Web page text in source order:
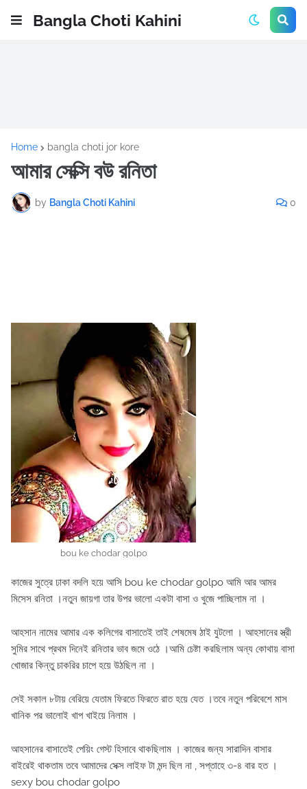
Bangla Choti Kahini
Home bangla choti jor kore
আমার সেক্সি বউ রনিতা
by Bangla Choti Kahini 0
bou ke chodar golpo
কাজের সুত্রে ঢাকা বদলি হয়ে আসি bou ke chodar golpo আমি আর আমর
মিসেস রনিতা ।নতুন জায়গা তার উপর ভালো একটা বাসা ও খুজে পাচ্ছিলাম না ।
আহসান নামের আমার এক কলিগের বাসাতেই তাই শেষমেষ ঠাই যুটলো । আহসানের স্ত্রী
সুমির সাথে প্রথম দিনেই রনিতার ভাব জমে ওঠে ।আমি চেষ্টা করছিলাম অন্য কোথায় বাসা
খোজার কিন্তু চাকরির চাপে হয়ে উঠছিল না ।
সেই সকাল ৮টায় বেরিয়ে যেতাম ফিরতে ফিরতে রাত হয়ে যেত ।তবে নতুন পরিবেশে মাস
খানিক পর ভালোই খাপ খাইয়ে নিলাম ।
আহসানের বাসাতেই পেয়িং গেস্ট হিসাবে থাকছিলাম । কাজের জন্য সারাদিন বাসার
বাইরেই থাকতাম তবে আমাদের সেক্স লাইফ টা মন্দ ছিল না , সপ্তাহে ৩-৪ বার হত ।
sexy bou chodar golpo